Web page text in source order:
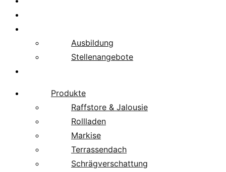
Ausbildung
Stellenangebote
Produkte
Raffstore & Jalousie
Rollladen
Markise
Terrassendach
Schrägverschattung